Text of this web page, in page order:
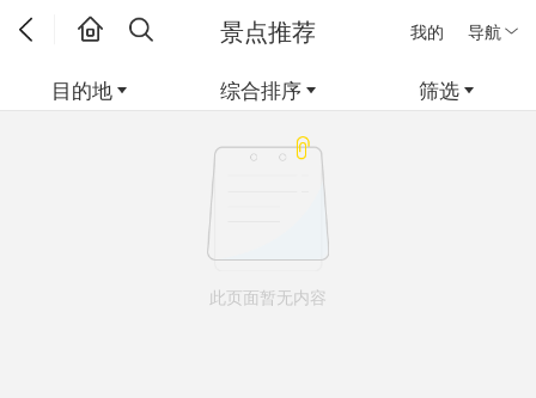
我的 导航
景点推荐
目的地 综合排序 筛选
此页面暂无内容